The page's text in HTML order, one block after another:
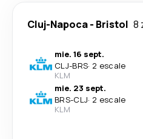
Cluj-Napoca- Bristol 8
mie. 16 sept.
CLJ-BRS· 2 escale
KLM
mie. 23 sept.
BRS-CLJ· 2 escale
KLM